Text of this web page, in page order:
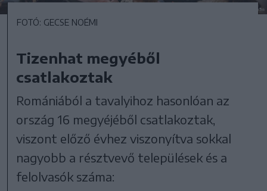
FOTÓ: GECSE NOÉMI
Tizenhat megyéből
csatlakoztak
Romániából a tavalyihoz hasonlóan az
ország 16 megyéjéből csatlakoztak,
viszont előző évhez viszonyítva sokkal
nagyobb a résztvevő települések és a
felolvasók száma: